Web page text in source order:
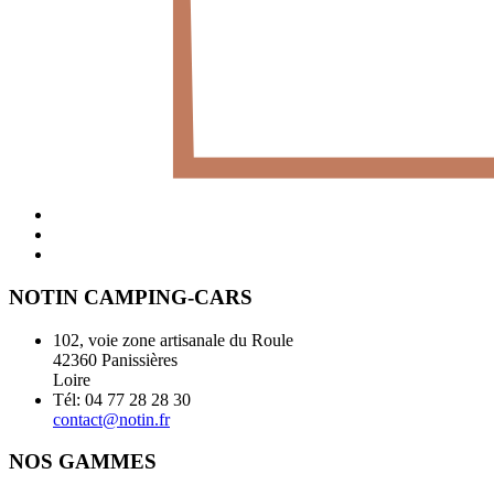
NOTIN CAMPING-CARS
102, voie zone artisanale du Roule
42360 Panissières
Loire
Tél: 04 77 28 28 30
contact@notin.fr
NOS GAMMES